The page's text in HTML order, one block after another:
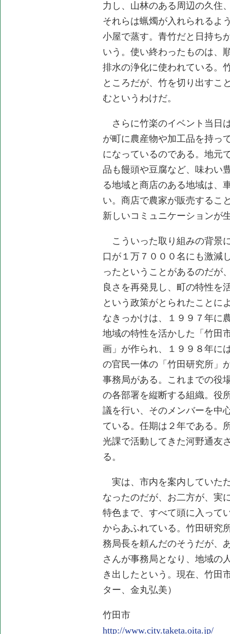
力し、山林のある周辺の久住
それらは蝋燭が入れられるよ
小屋で蒸す。青竹だと日持ち
いう。使い終わったものは、
排水の浄化に使われている。
ところだが、竹を切り出すこ
むというわけだ。
さらに竹楽のイベント当日
が町に農産物や加工品を持っ
になっているのである。地元
品も饅頭や豆腐など、味わい
る地域と商店のある地域は、
い。商店で農家が販売するこ
新しいコミュニケーションが
こういった取り組みの背景
口が１万７０００名にも激減
ったということがあるのだが
良さを再発見し、町の特性を
という政策がとられたことに
なきっかけは、１９９７年に
地域の特性を活かした「竹田
画」が作られ、１９９８年に
の官民一体の「竹田研究所」
事務局がある。これまでの役
の各部署を縦断する組織。役
議を行い、そのメンバーを中
ている。任期は２年である。
光課で活動してきた河野通友
る。
実は、市内を案内していた
なったのだが、お二方が、実
特色まで、すべて頭に入って
からあふれている。竹田研究
務局長を頼んだのそうだが、
さんが事務局となり、地域の
き出したという。現在、竹田
ター、金丸弘美）
竹田市
http://www.city.taketa.oita.jp/